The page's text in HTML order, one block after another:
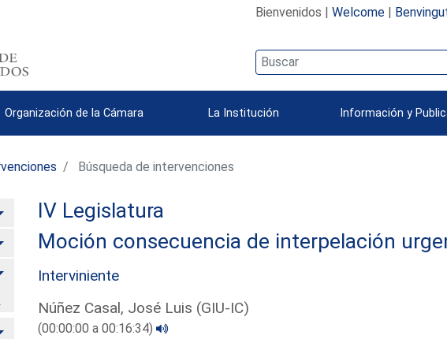
Bienvenidos | Welcome|
Organización de la Cámara La Institución Información y
Búsqueda de intervenciones
Alternar
Alternar
Alternar
Alternar
IV Legislatura
Moción consecuencia de interpelación
Interviniente
Núñez Casal, José Luis (GIU-IC)
(00:00:00 a 00:16:34)